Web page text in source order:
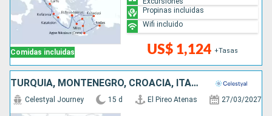
Comidas incluidas US$ 1,124 +Tasas
Propinas incluidas
Wifi incluido
TURQUÍA, MONTENEGRO, CROACIA, ITALIA, GRECIA
Celestyal Journey 15 d El Pireo Atenas 27/03/2027